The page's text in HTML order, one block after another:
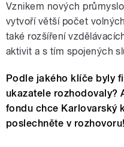
Vznikem nových
vytvoří větší počet
také rozšíření
aktivit a s tím spojených
Podle jakého klíče byly
ukazatele rozhodovaly?
fondu chce Karlovarský
poslechněte v rozhovoru!